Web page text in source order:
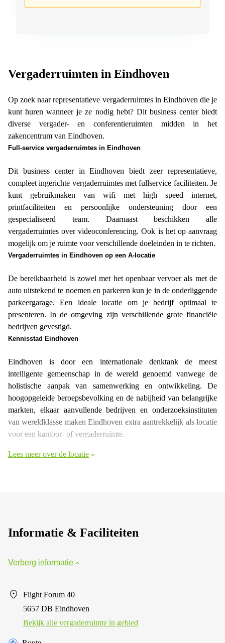
Vergaderruimten in Eindhoven
Op zoek naar representatieve vergaderruimtes in Eindhoven die je
kunt huren wanneer je ze nodig hebt? Dit business center biedt
diverse vergader- en conferentieruimten midden in het
zakencentrum van Eindhoven.
Full-service vergaderruimtes in Eindhoven
Dit business center in Eindhoven biedt zeer representatieve,
compleet ingerichte vergaderruimtes met fullservice faciliteiten. Je
kunt gebruikmaken van wifi met high speed internet,
printfaciliteiten en persoonlijke ondersteuning door een
gespecialiseerd team. Daarnaast beschikken alle
vergaderruimtes over videoconferencing. Ook is het op aanvraag
mogelijk om je ruimte voor verschillende doeleinden in te richten.
Vergaderruimtes in Eindhoven op een A-locatie
De bereikbaarheid is zowel met het openbaar vervoer als met de
auto uitstekend te noemen en parkeren kun je in de onderliggende
parkeergarage. Een ideale locatie om je bedrijf optimaal te
presenteren. In de omgeving zijn verschillende grote financiële
bedrijven gevestigd.
Kennisstad Eindhoven
Eindhoven is door een internationale denktank de meest
intelligente gemeenschap in de wereld genoemd vanwege de
holistische aanpak van samenwerking en ontwikkeling. De
hoogopgeleide beroepsbevolking en de nabijheid van belangrijke
markten, elkaar aanvullende bedrijven en onderzoeksinstituten
van wereldklasse maken Eindhoven extra aantrekkelijk als locatie
voor een kantoor- of vergaderruimte.
Lees meer over de locatie
Informatie & Faciliteiten
Verberg informatie
Flight Forum 40
5657 DB Eindhoven
Bekijk alle vergaderruimte in gebied